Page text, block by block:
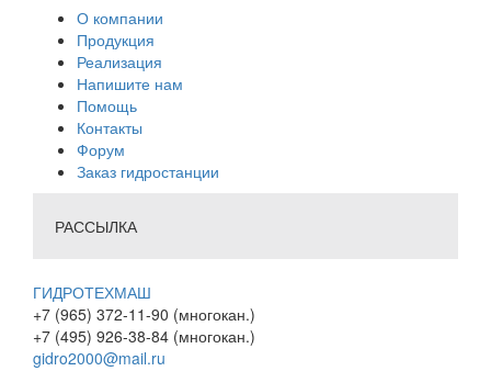
О компании
Продукция
Реализация
Напишите нам
Помощь
Контакты
Форум
Заказ гидростанции
РАССЫЛКА
ГИДРОТЕХМАШ
+7 (965) 372-11-90 (многокан.)
+7 (495) 926-38-84 (многокан.)
gidro2000@mail.ru